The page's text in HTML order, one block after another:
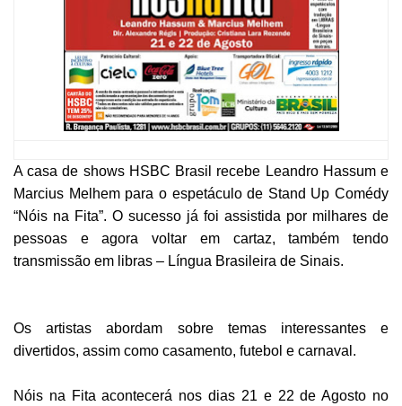
A casa de shows HSBC Brasil recebe Leandro Hassum e
Marcius Melhem para o espetáculo de Stand Up Comédy
“Nóis na Fita”. O sucesso já foi assistida por milhares de
pessoas e agora voltar em cartaz, também tendo
transmissão em libras – Língua Brasileira de Sinais.
Os artistas abordam sobre temas interessantes e
divertidos, assim como casamento, futebol e carnaval.
Nóis na Fita acontecerá nos dias 21 e 22 de Agosto no